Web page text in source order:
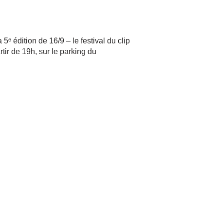
édition de 16/9 – le festival du clip
de 19h, sur le parking du